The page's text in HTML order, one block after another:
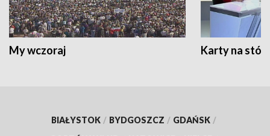
My wczoraj Karty na
BIAŁYSTOK / BYDGOSZCZ / GDAŃSK /